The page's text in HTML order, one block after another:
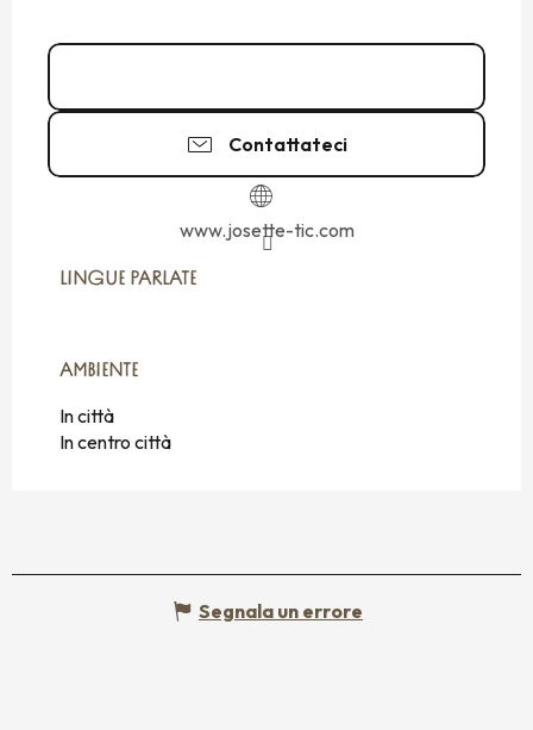
Contattateci
www.josette-tic.com
LINGUE PARLATE
LINGUE PARLATE
AMBIENTE
AMBIENTE
In città
In centro città
Segnala un errore